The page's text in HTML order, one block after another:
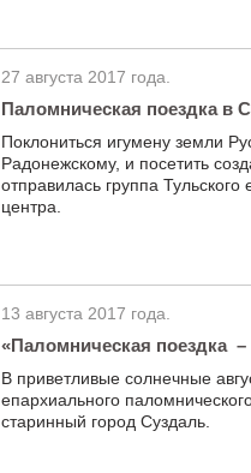
27 августа 2017 года.
Паломническая поездка в
Поклониться игумену земли
Радонежскому, и посетить
отправилась группа
центра.
13 августа 2017 года.
«Паломническая поездка
В приветливые солнечные
епархиального
старинный город Суздаль.